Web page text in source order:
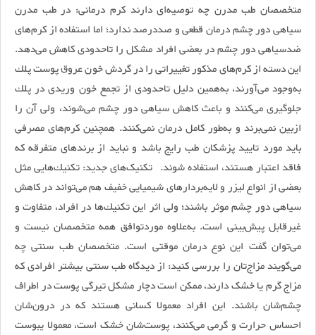
متخصصان طب مدرن چه توصیه‌ای دارند کرم درمانی: در طب مدرن
سیاهی دور چشم درمان قطعی و صد‌درصد ندارد؛ اما استفاده از كرم‌های
ضدسیاهی دور چشم در بعضی افراد مشکل را تاحدودی کاهش می‌دهد.
این دسته از كرم‌های مذكور تغییراتی را در گردش خون عروق پوست پلك
به‌وجود می‌آورند، به‌‌همین ‌دلیل تاحدودی از تجمع خون وریدی در پلك
جلوگیری می‌کنند و باعث كاهش سیاهی دور چشم می‌شوند، ولی آن را
ازبین نمی‌برند و به‌طور کامل درمان نمی‌کنند. همچنین کرم‌های مصرفی
باید مورد تایید پزشکان طب رایج باشد و نباید از برندهای متفرقه که
فاقد اعتبار هستند، استفاده شوند. تکنیک‌های جدید: تكنیك‌هایی مثل
بعضی از انواع لیزر و لایه‌بردار‌های شیمیایی خفیف هم می‌تواند در كاهش
سیاهی دور چشم موثر باشند؛ ولی اثر این تكنیك‌ها در افراد، متفاوت و
غیرقابل پیش‌بینی است. به‌علاوه موردتوافق همه متخصصان نیست و
می‌توان گفت این نوع درمان موقتی است. متخصصان طب سنتی چه
می‌گویند مزاج‌تان را بررسی کنید: از دیدگاه طب سنتی بیشتر افرادی که
مزاج گرم یا خشک دارند، ممکن است دچار مشکل تیرگی پوست در اطراف
چشم‌شان باشند. این افراد معمولا کسانی هستند که در درون‌شان
احساس حرارت و گرمی می‌کنند، پوست‌شان خشک است، معمولا یبوست